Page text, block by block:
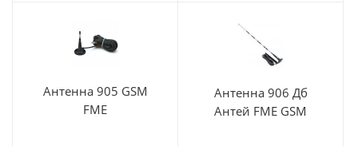
Антенна 905 GSM
FME
Антенна 906 Дб
Антей FME GSM